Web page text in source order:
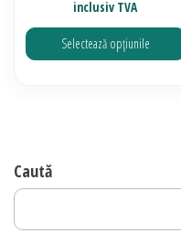
inclusiv TVA
Selectează opțiunile
multe
Caută